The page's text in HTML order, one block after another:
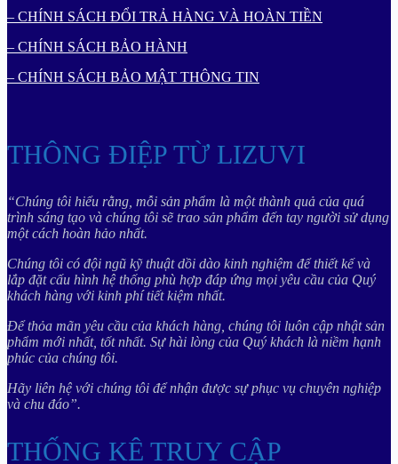
– CHÍNH SÁCH ĐỔI TRẢ HÀNG VÀ HOÀN TIỀN
– CHÍNH SÁCH BẢO HÀNH
– CHÍNH SÁCH BẢO MẬT THÔNG TIN
THÔNG ĐIỆP TỪ LIZUVI
“Chúng tôi hiểu rằng, mỗi sản phẩm là một thành quả của quá
trình sáng tạo và chúng tôi sẽ trao sản phẩm đến tay người sử dụng
một cách hoàn hảo nhất.
Chúng tôi có đội ngũ kỹ thuật dồi dào kinh nghiệm để thiết kế và
lắp đặt cấu hình hệ thống phù hợp đáp ứng mọi yêu cầu của Quý
khách hàng với kinh phí tiết kiệm nhất.
Để thỏa mãn yêu cầu của khách hàng, chúng tôi luôn cập nhật sản
phẩm mới nhất, tốt nhất. Sự hài lòng của Quý khách là niềm hạnh
phúc của chúng tôi.
Hãy liên hệ với chúng tôi để nhận được sự phục vụ chuyên nghiệp
và chu đáo”.
THỐNG KÊ TRUY CẬP